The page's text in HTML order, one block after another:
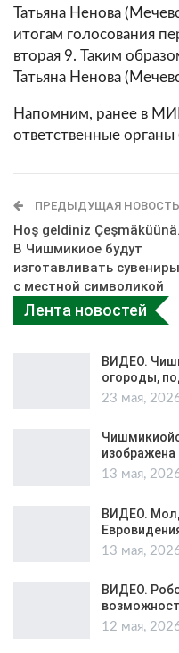
Татьяна Ненова
итогам голосования
вторая 9. Таким
Татьяна Ненова
Напомним, ранее в
ответственные органы
ПРЕДЫДУЩАЯ НОВОСТЬ
Hoş geldiniz Çeşmäküünä.
В Чишмикиое будут
изготавливать сувениры
с местной символикой
Лента новостей
ВИДЕО.
огороды,
23 мая,
13 мая,
ВИДЕО.
13 мая,
ВИДЕО.
12 мая,